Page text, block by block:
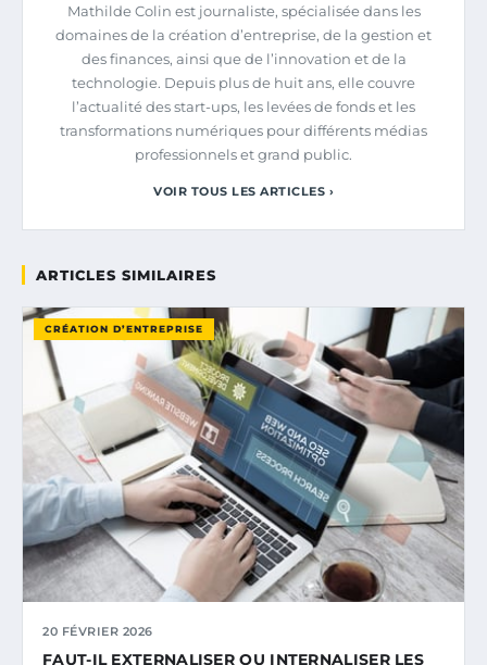
Mathilde Colin est journaliste, spécialisée dans les
domaines de la création d’entreprise, de la gestion et
des finances, ainsi que de l’innovation et de la
technologie. Depuis plus de huit ans, elle couvre
l’actualité des start-ups, les levées de fonds et les
transformations numériques pour différents médias
professionnels et grand public.
VOIR TOUS LES ARTICLES ›
ARTICLES SIMILAIRES
CRÉATION D’ENTREPRISE
20 FÉVRIER 2026
FAUT-IL EXTERNALISER OU INTERNALISER LES